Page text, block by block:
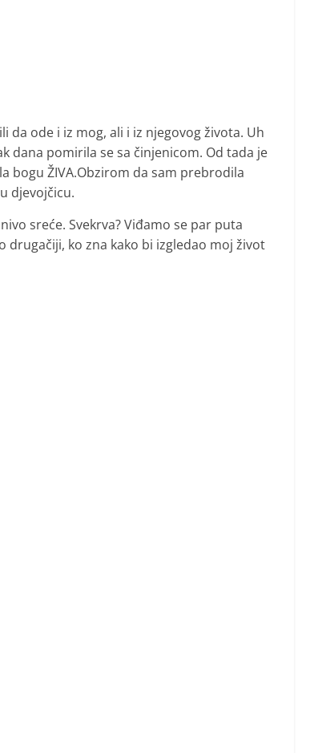
da ode i iz mog, ali i iz njegovog života. Uh
dana pomirila se sa činjenicom. Od tada je
bogu ŽIVA.Obzirom da sam prebrodila
djevojčicu.
sreće. Svekrva? Viđamo se par puta
drugačiji, ko zna kako bi izgledao moj život